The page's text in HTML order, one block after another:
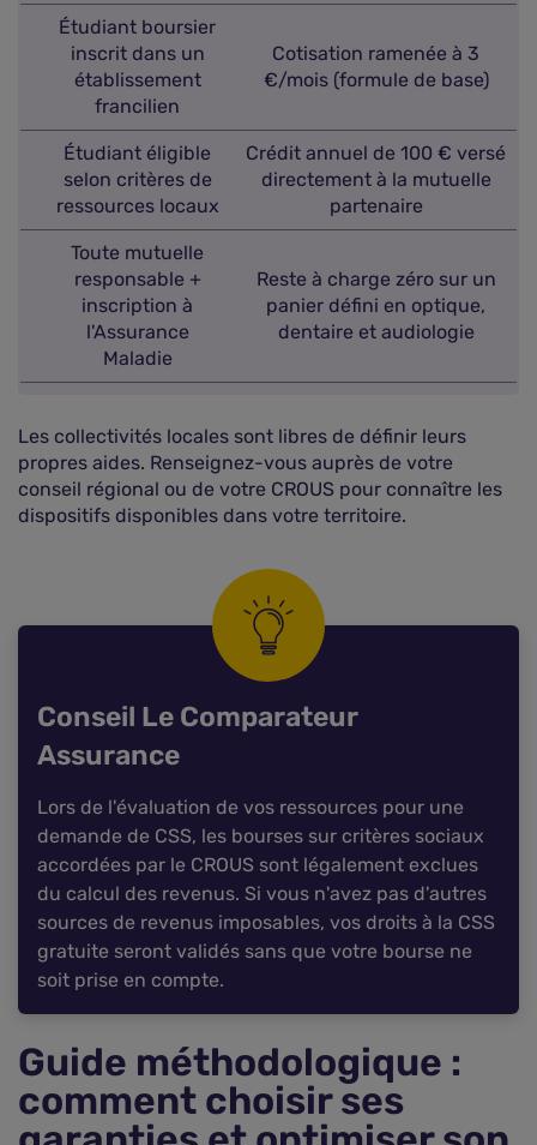
Étudiant boursier
inscrit dans un
établissement
francilien
Cotisation ramenée à 3
€/mois (formule de base)
Étudiant éligible
selon critères de
ressources locaux
Crédit annuel de 100 € versé
directement à la mutuelle
partenaire
Toute mutuelle
responsable +
inscription à
l'Assurance
Maladie
Reste à charge zéro sur un
panier défini en optique,
dentaire et audiologie
Les collectivités locales sont libres de définir leurs
propres aides. Renseignez-vous auprès de votre
conseil régional ou de votre CROUS pour connaître les
dispositifs disponibles dans votre territoire.
Conseil Le Comparateur
Assurance
Lors de l'évaluation de vos ressources pour une
demande de CSS, les bourses sur critères sociaux
accordées par le CROUS sont légalement exclues
du calcul des revenus. Si vous n'avez pas d'autres
sources de revenus imposables, vos droits à la CSS
gratuite seront validés sans que votre bourse ne
soit prise en compte.
Guide méthodologique :
comment choisir ses